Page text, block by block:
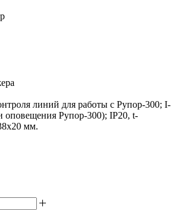
линий для работы с Рупор-300; I-
Рупор-300); IP20, t-
мм.